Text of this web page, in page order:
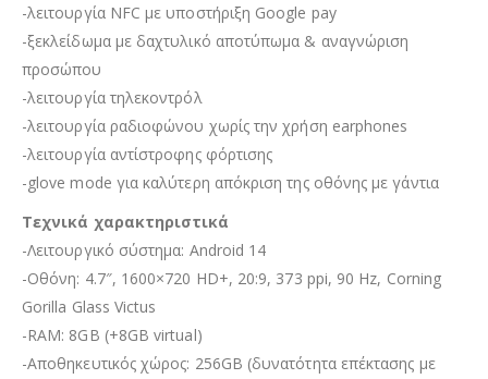
-λειτουργία NFC με υποστήριξη Google pay
-ξεκλείδωμα με δαχτυλικό αποτύπωμα & αναγνώριση
προσώπου
-λειτουργία τηλεκοντρόλ
-λειτουργία ραδιοφώνου χωρίς την χρήση earphones
-λειτουργία αντίστροφης φόρτισης
-glove mode για καλύτερη απόκριση της οθόνης με γάντια
Τεχνικά χαρακτηριστικά
-Λειτουργικό σύστημα: Android 14
-Οθόνη: 4.7″, 1600×720 HD+, 20:9, 373 ppi, 90 Hz, Corning
Gorilla Glass Victus
-RAM: 8GB (+8GB virtual)
-Αποθηκευτικός χώρος: 256GB (δυνατότητα επέκτασης με